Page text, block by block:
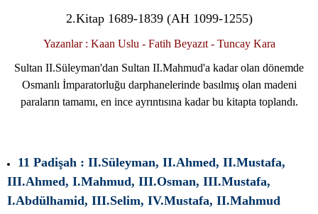
2.Kitap 1689-1839 (AH 1099-1255)
Yazanlar : Kaan Uslu - Fatih Beyazıt - Tuncay Kara
Sultan II.Süleyman'dan Sultan II.Mahmud'a kadar olan dönemde
Osmanlı İmparatorluğu darphanelerinde basılmış olan madeni
paraların tamamı, en ince ayrıntısına kadar bu kitapta toplandı.
11 Padişah : II.Süleyman, II.Ahmed, II.Mustafa,
III.Ahmed, I.Mahmud, III.Osman, III.Mustafa,
I.Abdülhamid, III.Selim, IV.Mustafa, II.Mahmud